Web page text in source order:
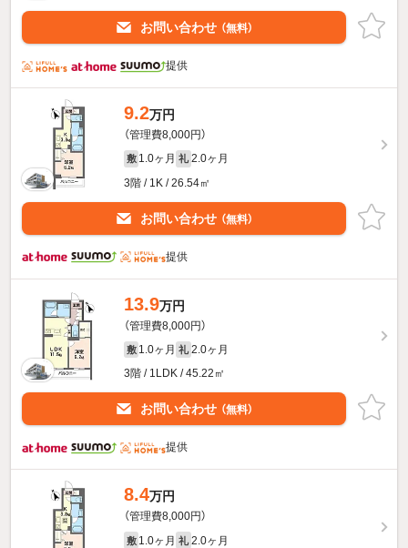
お問い合わせ （無料）
提供
9.2万円
（管理費8,000円）
敷 1.0ヶ月 礼 2.0ヶ月
3階 / 1K / 26.54㎡
お問い合わせ （無料）
提供
13.9万円
（管理費8,000円）
敷 1.0ヶ月 礼 2.0ヶ月
3階 / 1LDK / 45.22㎡
お問い合わせ （無料）
提供
8.4万円
（管理費8,000円）
敷 1.0ヶ月 礼 2.0ヶ月